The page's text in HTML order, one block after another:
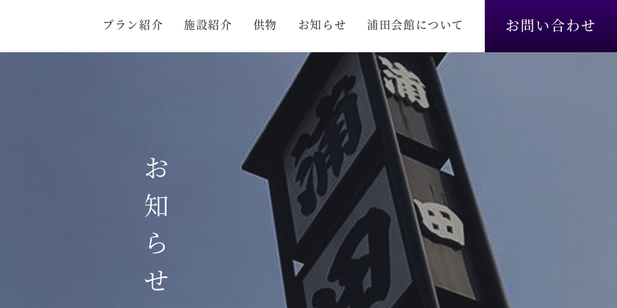
プラン紹介 施設紹介 供物 お知らせ 浦田会館について お問い合わせ
お知らせ